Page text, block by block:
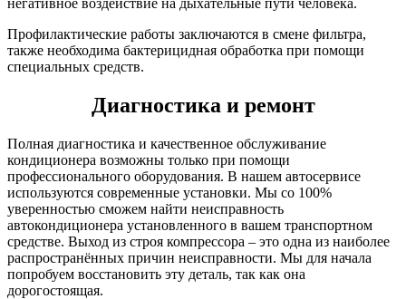
негативное воздействие на дыхательные пути человека.
Профилактические работы заключаются в смене фильтра,
также необходима бактерицидная обработка при помощи
специальных средств.
Диагностика и ремонт
Полная диагностика и качественное обслуживание
кондиционера возможны только при помощи
профессионального оборудования. В нашем автосервисе
используются современные установки. Мы со 100%
уверенностью сможем найти неисправность
автокондиционера установленного в вашем транспортном
средстве. Выход из строя компрессора – это одна из наиболее
распространённых причин неисправности. Мы для начала
попробуем восстановить эту деталь, так как она
дорогостоящая.